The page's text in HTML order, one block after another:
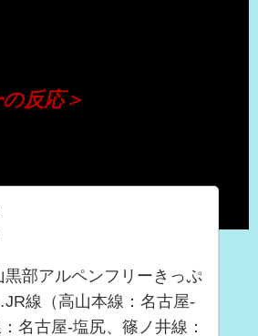
反応＞
部アルペンフリーきっぷ
線（高山本線：名古屋-
名古屋-塩尻、篠ノ井線：